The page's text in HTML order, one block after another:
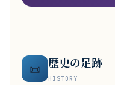
📜 歴史の足跡
HISTORY